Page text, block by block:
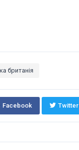
британія
Facebook Twitter